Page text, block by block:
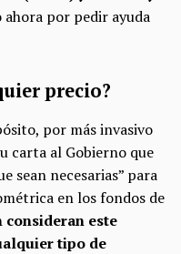
ahora por pedir ayuda
precio?
por más invasivo
carta al Gobierno que
sean necesarias” para
en los fondos de
consideran este
tipo de